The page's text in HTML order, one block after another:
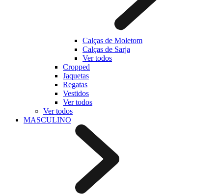
Calças de Moletom
Calças de Sarja
Ver todos
Cropped
Jaquetas
Regatas
Vestidos
Ver todos
Ver todos
MASCULINO